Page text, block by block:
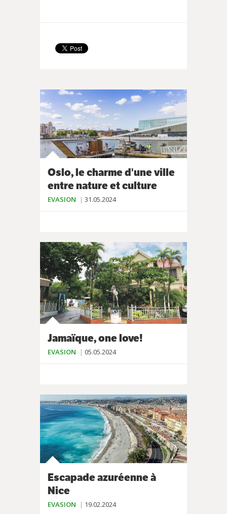
Oslo, le charme d'une ville
entre nature et culture
EVASION 31.05.2024
Jamaïque, one love!
EVASION 05.05.2024
Escapade azuréenne à
Nice
EVASION 19.02.2024